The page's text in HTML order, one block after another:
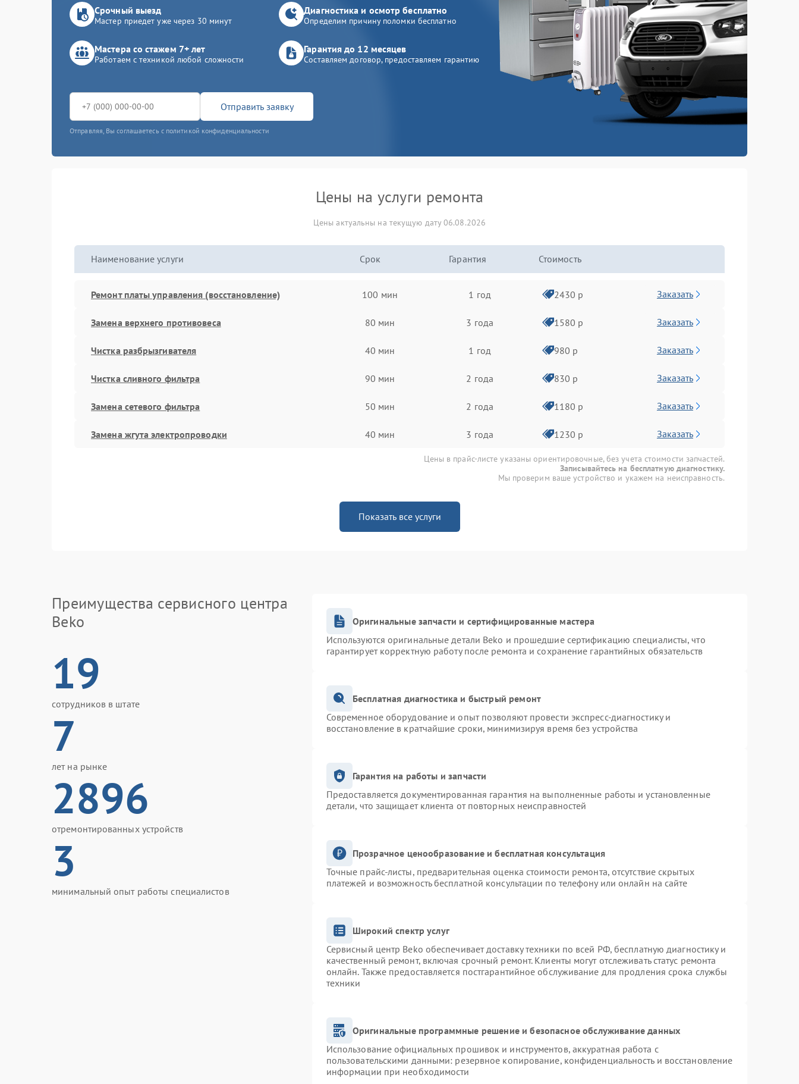
Срочный выезд
Мастер приедет уже через 30 минут
Диагностика и осмотр бесплатно
Определим причину поломки бесплатно
Мастера со стажем 7+ лет
Работаем с техникой любой сложности
Гарантия до 12 месяцев
Составляем договор, предоставляем гарантию
Отправить заявку
Отправляя, Вы соглашаетесь с политикой конфиденциальности
Цены на услуги ремонта
Цены актуальны на текущую дату 06.08.2026
Наименование услуги Срок Гарантия Стоимость
Ремонт платы управления (восстановление) 100 мин 1 год 2430 р Заказать
Замена верхнего противовеса 80 мин 3 года 1580 р Заказать
Чистка разбрызгивателя 40 мин 1 год 980 р Заказать
Чистка сливного фильтра 90 мин 2 года 830 р Заказать
Замена сетевого фильтра 50 мин 2 года 1180 р Заказать
Замена жгута электропроводки 40 мин 3 года 1230 р Заказать
Цены в прайс-листе указаны ориентировочные, без учета стоимости запчастей.
Записывайтесь на бесплатную диагностику.
Мы проверим ваше устройство и укажем на неисправность.
Показать все услуги
Преимущества сервисного центра
Beko
19
сотрудников в штате
7
лет на рынке
2896
отремонтированных устройств
3
минимальный опыт работы специалистов
Оригинальные запчасти и сертифицированные мастера
Используются оригинальные детали Beko и прошедшие сертификацию специалисты, что
гарантирует корректную работу после ремонта и сохранение гарантийных обязательств
Бесплатная диагностика и быстрый ремонт
Современное оборудование и опыт позволяют провести экспресс-диагностику и
восстановление в кратчайшие сроки, минимизируя время без устройства
Гарантия на работы и запчасти
Предоставляется документированная гарантия на выполненные работы и установленные
детали, что защищает клиента от повторных неисправностей
Прозрачное ценообразование и бесплатная консультация
Точные прайс-листы, предварительная оценка стоимости ремонта, отсутствие скрытых
платежей и возможность бесплатной консультации по телефону или онлайн на сайте
Широкий спектр услуг
Сервисный центр Beko обеспечивает доставку техники по всей РФ, бесплатную диагностику и
качественный ремонт, включая срочный ремонт. Клиенты могут отслеживать статус ремонта
онлайн. Также предоставляется постгарантийное обслуживание для продления срока службы
техники
Оригинальные программные решение и безопасное обслуживание данных
Использование официальных прошивок и инструментов, аккуратная работа с
пользовательскими данными: резервное копирование, конфиденциальность и восстановление
информации при необходимости